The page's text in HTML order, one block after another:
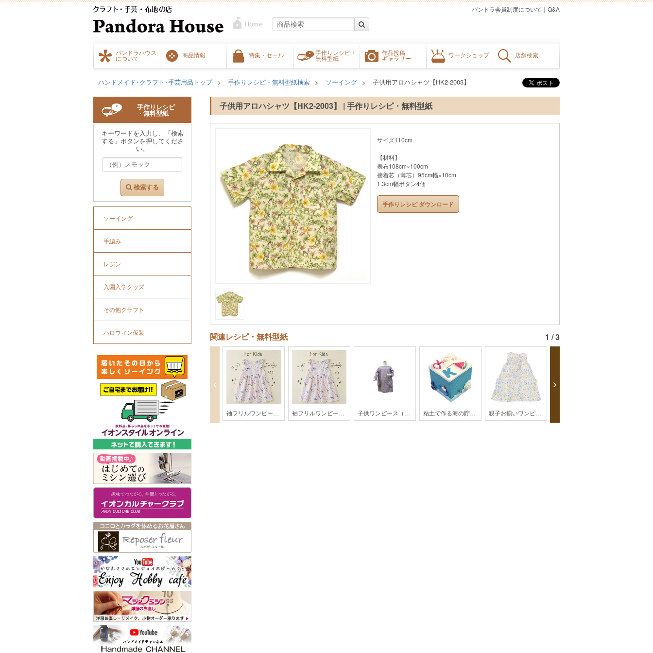
パンドラハウス
について
商品情報 特集・セール
手作りレシピ・
無料型紙
作品投稿
ギャラリー
ワークショップ 店舗検索
Q&A
｜
パンドラ会員制度について
ハンドメイド･クラフト･手芸用品トップ 手作りレシピ・無料型紙検索 ソーイング 子供用アロハシャツ【HK2-2003】
子供用アロハシャツ【HK2-2003】 | 手作りレシピ・無料型紙
サイズ110cm
【材料】
表布108cm×100cm
接着芯（薄芯）95cm幅×10cm
1.3cm幅ボタン4個
手作りレシピ ダウンロード
関連レシピ・無料型紙 1 / 3
袖フリルワンピース【KH28-1804】 袖フリルワンピース【KH28-1804】 子供ワンピース（身長120cm) 粘土で作る海の貯金箱 親子お揃いワンピース(子供) 【HK2-2202】
手作りレシピ
・無料型紙
キーワードを入力し、「検索
する」ボタンを押してくださ
い。
検索する
ソーイング
手編み
レジン
入園入学グッズ
その他クラフト
ハロウィン仮装